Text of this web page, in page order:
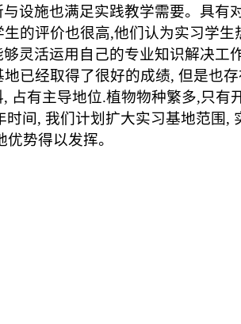
设施也满足实践教学需要。具有
的评价也很高,他们认为实习学生
够灵活运用自己的专业知识解决工
已经取得了很好的成绩, 但是也
, 占有主导地位.植物物种繁多,只有
时间, 我们计划扩大实习基地范围,
势得以发挥。